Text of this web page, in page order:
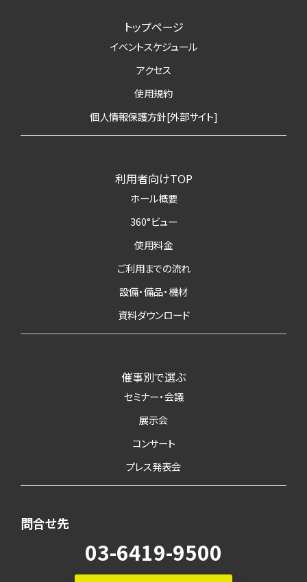
トップページ
イベントスケジュール
アクセス
使用規約
個人情報保護方針[外部サイト]
利用者向けTOP
ホール概要
360°ビュー
使用料金
ご利用までの流れ
設備・備品・機材
資料ダウンロード
催事別で選ぶ
セミナー・会議
展示会
コンサート
プレス発表会
問合せ先
03-6419-9500